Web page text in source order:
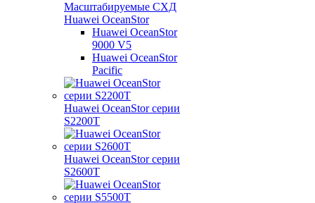
Масштабируемые СХД
Huawei OceanStor
Huawei OceanStor
9000 V5
Huawei OceanStor
Pacific
Huawei OceanStor серии
S2200T
Huawei OceanStor серии
S2600T